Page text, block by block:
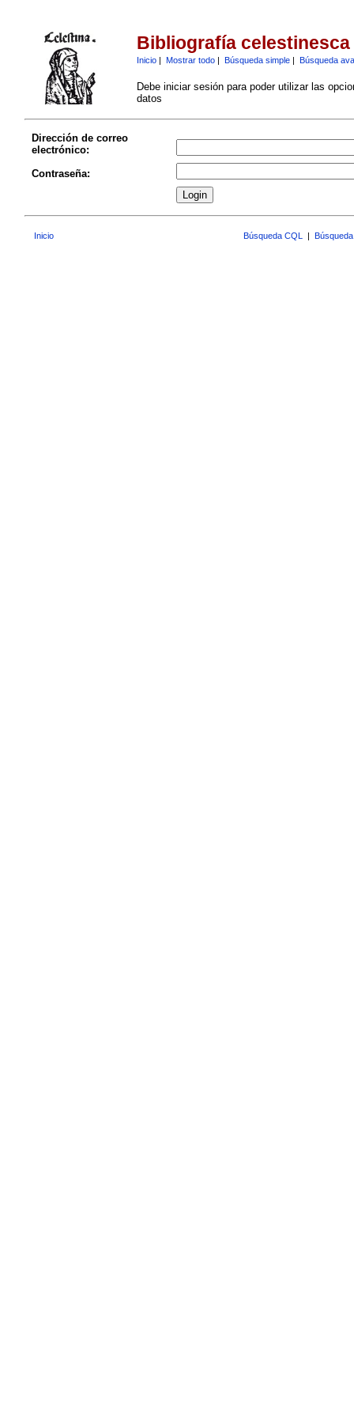
Bibliografía celestinesca
Inicio| Mostrar todo| Búsqueda simple| Búsqueda
Debe iniciar sesión para poder utilizar las
datos
Dirección de correo
electrónico:
Contraseña:
Inicio Búsqueda CQL |